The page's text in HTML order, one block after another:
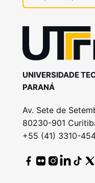
UNIVERSIDADE
PARANÁ
Av. Sete de
80230-901
+55 (41) 3310-